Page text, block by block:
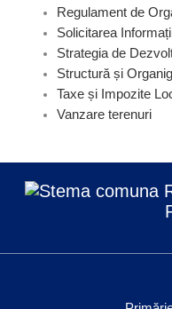
Regulament de
Solicitarea
Strategia de
Structură și
Taxe și Impozite
Vanzare terenuri